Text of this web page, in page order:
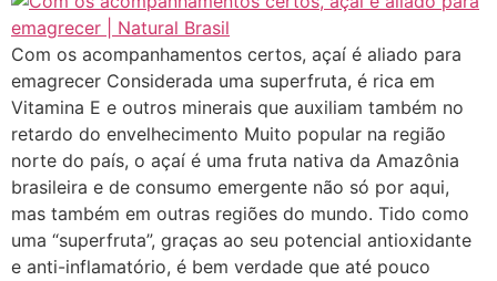
Com os acompanhamentos certos, açaí é aliado para
emagrecer Considerada uma superfruta, é rica em
Vitamina E e outros minerais que auxiliam também no
retardo do envelhecimento Muito popular na região
norte do país, o açaí é uma fruta nativa da Amazônia
brasileira e de consumo emergente não só por aqui,
mas também em outras regiões do mundo. Tido como
uma “superfruta”, graças ao seu potencial antioxidante
e anti-inflamatório, é bem verdade que até pouco